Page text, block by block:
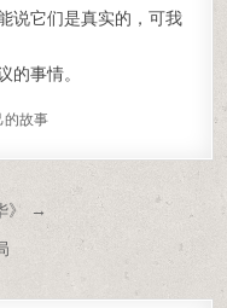
说它们是真实的，可我
的事情。
的故事
》 →